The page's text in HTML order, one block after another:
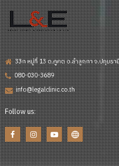
33ก หมู่ที่ 13 ต.คูคต อ.ลำลูกกา จ.ปทุมธา
080-030-3689
info@legalclinic.co.th
Follow us: